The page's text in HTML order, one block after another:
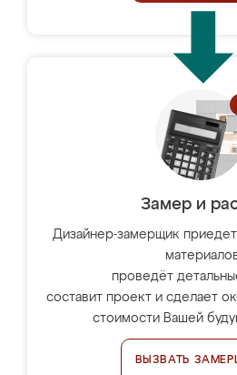
Замер и
Дизайнер-замерщик
проведёт
составит проект и сделает
стоимости Вашей
ВЫЗВАТЬ